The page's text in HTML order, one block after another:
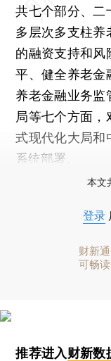
共七个部分、二
多层次多支柱养
的融资支持和风
平、健全养老金
养老金融业务监
局等七个方面，
式现代化大局和
系统部署。
本文
登录
财新
可畅
推荐进入财新数